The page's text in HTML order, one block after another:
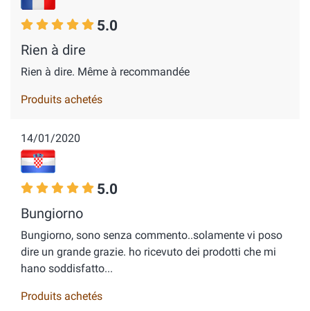
5.0
Rien à dire
Rien à dire. Même à recommandée
Produits achetés
14/01/2020
5.0
Bungiorno
Bungiorno, sono senza commento..solamente vi poso
dire un grande grazie. ho ricevuto dei prodotti che mi
hano soddisfatto...
Produits achetés